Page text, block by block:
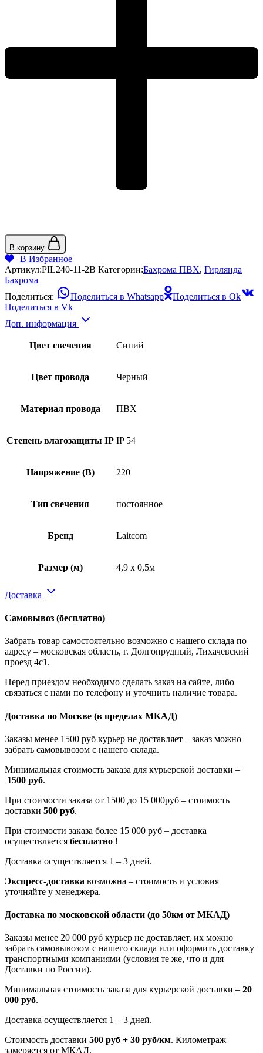
В корзину
В Избранное
Артикул:PIL240-11-2B Категории:Бахрома ПВХ, Гирлянда
Бахрома
Поделиться:
Поделиться в Whatsapp
Поделиться в Ok
Поделиться в Vk
Доп. информация
Цвет свечения Синий
Цвет провода Черный
Материал провода ПВХ
Степень влагозащиты IP IP 54
Напряжение (В) 220
Тип свечения постоянное
Бренд Laitcom
Размер (м) 4,9 x 0,5м
Доставка
Самовывоз (бесплатно)
Забрать товар самостоятельно возможно с нашего склада по
адресу – московская область, г. Долгопрудный, Лихачевский
проезд 4с1.
Перед приездом необходимо сделать заказ на сайте, либо
связаться с нами по телефону и уточнить наличие товара.
Доставка по Москве (в пределах МКАД)
Заказы менее 1500 руб курьер не доставляет – заказ можно
забрать самовывозом с нашего склада.
Минимальная стоимость заказа для курьерской доставки –
1500 руб.
При стоимости заказа от 1500 до 15 000руб – стоимость
доставки 500 руб.
При стоимости заказа более 15 000 руб – доставка
осуществляется бесплатно !
Доставка осуществляется 1 – 3 дней.
Экспресс-доставка возможна – стоимость и условия
уточняйте у менеджера.
Доставка по московской области (до 50км от МКАД)
Заказы менее 20 000 руб курьер не доставляет, их можно
забрать самовывозом с нашего склада или оформить доставку
транспортными компаниями (условия те же, что и для
Доставки по России).
Минимальная стоимость заказа для курьерской доставки – 20
000 руб.
Доставка осуществляется 1 – 3 дней.
Стоимость доставки 500 руб + 30 руб/км. Километраж
замеряется от МКАД.